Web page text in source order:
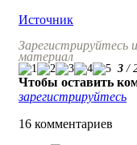
Источник
Зарегистрируйтесь
материал
3 /
Чтобы оставить
зарегистрируйтесь
16 комментариев